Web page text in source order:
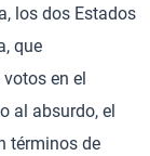
los dos Estados
que
en el
al absurdo, el
términos de